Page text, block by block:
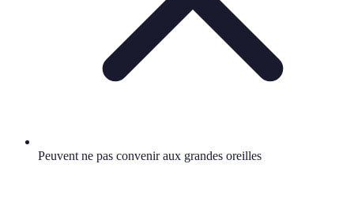
Peuvent ne pas convenir aux grandes oreilles